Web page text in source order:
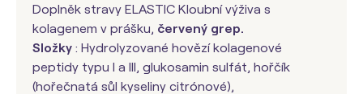
Doplněk stravy ELASTIC Kloubní výživa s
kolagenem v prášku, červený grep.
Složky : Hydrolyzované hovězí kolagenové
peptidy typu I a III, glukosamin sulfát, hořčík
(hořečnatá sůl kyseliny citrónové),